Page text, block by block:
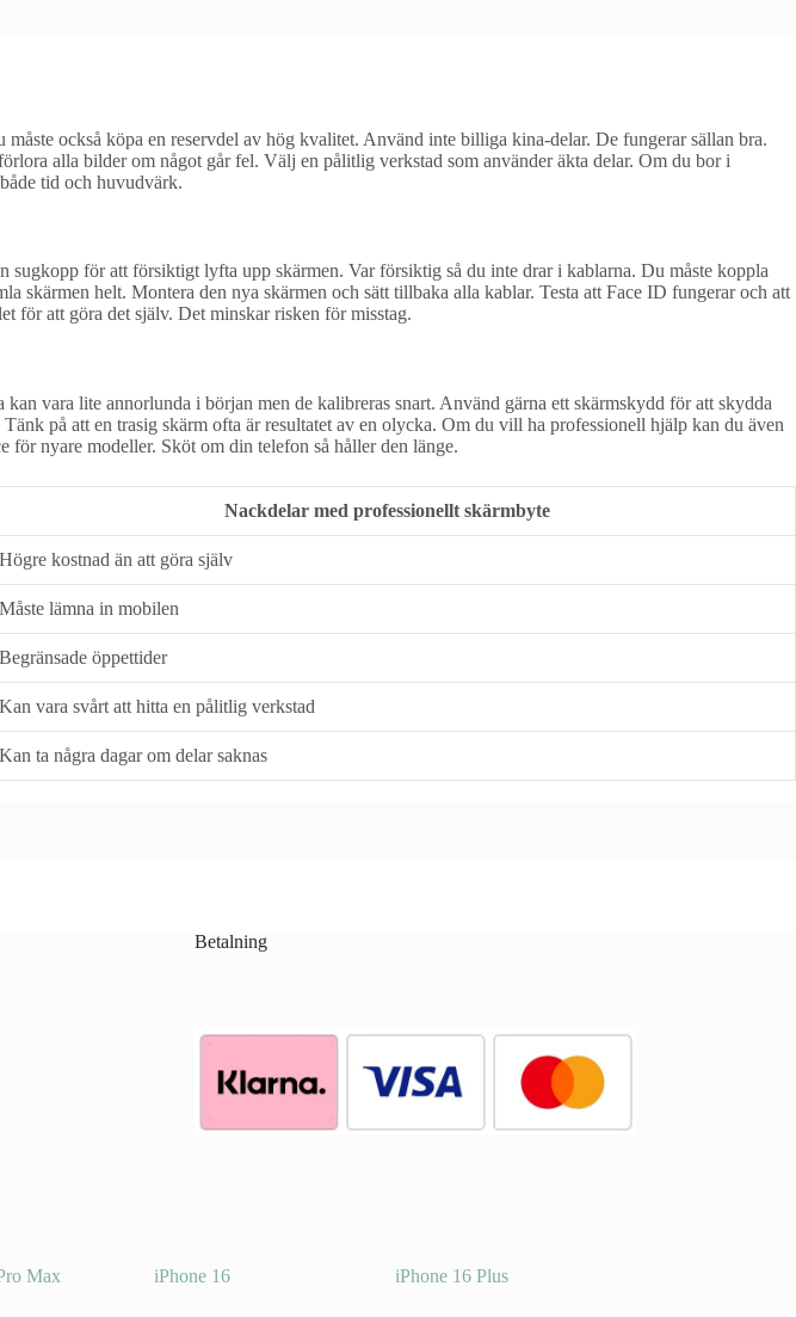
också köpa en reservdel av hög kvalitet. Använd inte billiga kina-delar. De fungerar sällan bra.
alla bilder om något går fel. Välj en pålitlig verkstad som använder äkta delar. Om du bor i
tid och huvudvärk.
sugkopp för att försiktigt lyfta upp skärmen. Var försiktig så du inte drar i kablarna. Du måste koppla
helt. Montera den nya skärmen och sätt tillbaka alla kablar. Testa att Face ID fungerar och att
för att göra det själv. Det minskar risken för misstag.
vara lite annorlunda i början men de kalibreras snart. Använd gärna ett skärmskydd för att skydda
på att en trasig skärm ofta är resultatet av en olycka. Om du vill ha professionell hjälp kan du även
för nyare modeller. Sköt om din telefon så håller den länge.
Nackdelar med professionellt skärmbyte
Högre kostnad än att göra själv
Måste lämna in mobilen
Begränsade öppettider
Kan vara svårt att hitta en pålitlig verkstad
Kan ta några dagar om delar saknas
Betalning
Max iPhone 16 iPhone 16 Plus